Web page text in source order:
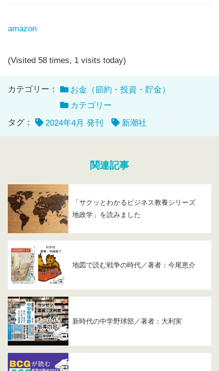
amazon
(Visited 58 times, 1 visits today)
カテゴリー：
お金（節約・投資・貯金）
カテゴリー
タグ：
2024年4月 発刊 新潮社
関連記事
「サクッとわかるビジネス教養シリーズ
地政学」を読みました
地図で読む戦争の時代／著者：今尾恵介
新時代の中学野球部／著者：大利実